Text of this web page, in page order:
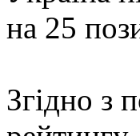
на 25
Згідно з